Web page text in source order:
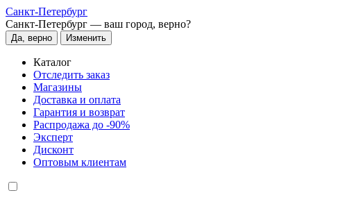
Санкт-Петербург
Санкт-Петербург — ваш город, верно?
Да, верно Изменить
Каталог
Отследить заказ
Магазины
Доставка и оплата
Гарантия и возврат
Распродажа до -90%
Эксперт
Дисконт
Оптовым клиентам